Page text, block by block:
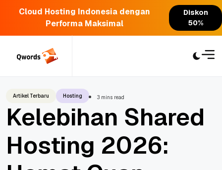
Cloud Hosting Indonesia dengan
Performa Maksimal
Diskon
50%
Artikel Terbaru Hosting 3 mins read
Kelebihan Shared
Hosting 2026: